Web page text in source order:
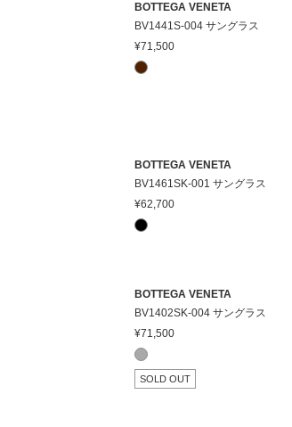
BOTTEGA VENETA
BV1441S-004 サングラス
¥71,500
BOTTEGA VENETA
BV1461SK-001 サングラス
¥62,700
BOTTEGA VENETA
BV1402SK-004 サングラス
¥71,500
SOLD OUT